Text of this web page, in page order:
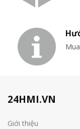
24HMI.VN
Giới thiệu